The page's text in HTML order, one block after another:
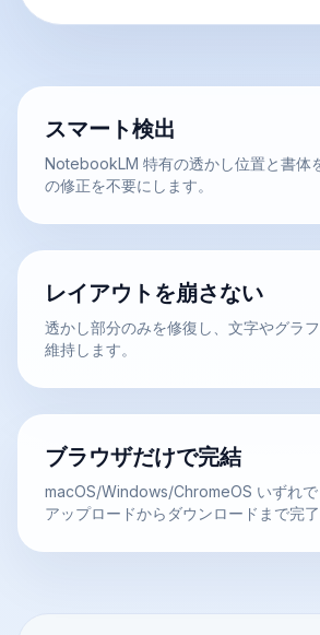
スマート検出
NotebookLM 特有の透かし位置と書体
の修正を不要にします。
レイアウトを崩さない
透かし部分のみを修復し、文字やグラ
維持します。
ブラウザだけで完結
macOS/Windows/ChromeOS いずれ
アップロードからダウンロードまで完了